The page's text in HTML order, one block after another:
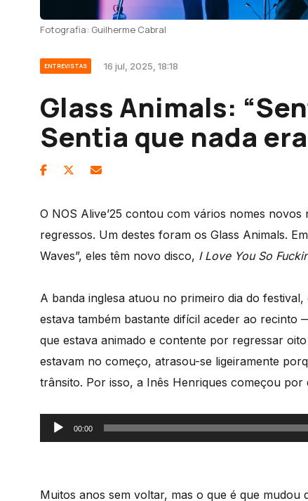
Fotografia: Guilherme Cabral
ENTREVISTAS 16 jul, 2025, 18:18
Glass Animals:
Sentia que nada
O NOS Alive’25 contou com vários nomes
regressos. Um destes foram os Glass Animals.
Waves”, eles têm novo disco, I Love You So
A banda inglesa atuou no primeiro dia do
estava também bastante difícil aceder ao recinto
que estava animado e contente por regressar
estavam no começo, atrasou-se ligeiramente
trânsito. Por isso, a Inês Henriques começou por
Reprodutor
de
00:00
Muitos anos sem voltar, mas o que é que mudou